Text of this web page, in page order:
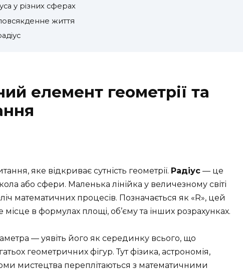
у різних сферах
життя
елемент геометрії та
яке відкриває сутність геометрії. Радіус — це
або сфери. Маленька лінійка у величезному світі
математичних процесів. Позначається як «R», цей
в формулах площі, об’єму та інших розрахунках.
— уявіть його як серединку всього, що
геометричних фігур. Тут фізика, астрономія,
мистецтва переплітаються з математичними